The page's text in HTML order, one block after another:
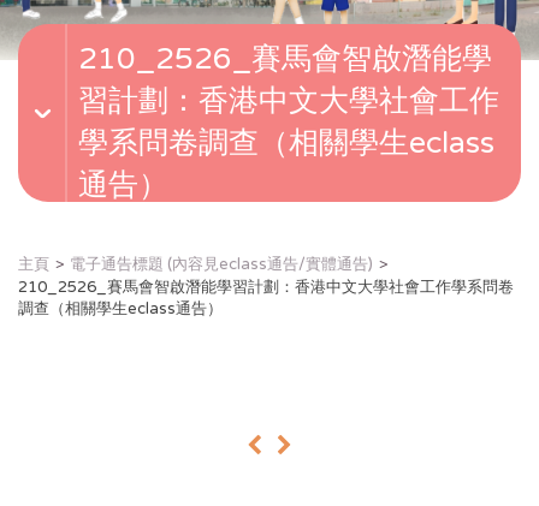
v
o
210_2526_賽馬會智啟潛能學
習計劃：香港中文大學社會工作
學系問卷調查（相關學生eclass
通告）
主頁
電子通告標題 (內容見eclass通告/實體通告)
210_2526_賽馬會智啟潛能學習計劃：香港中文大學社會工作學系問卷
調查（相關學生eclass通告）
« »